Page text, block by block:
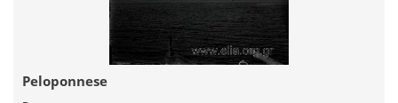
Peloponnese